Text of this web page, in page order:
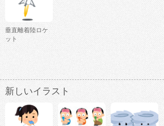
垂直離着陸ロケ
ット
新しいイラスト